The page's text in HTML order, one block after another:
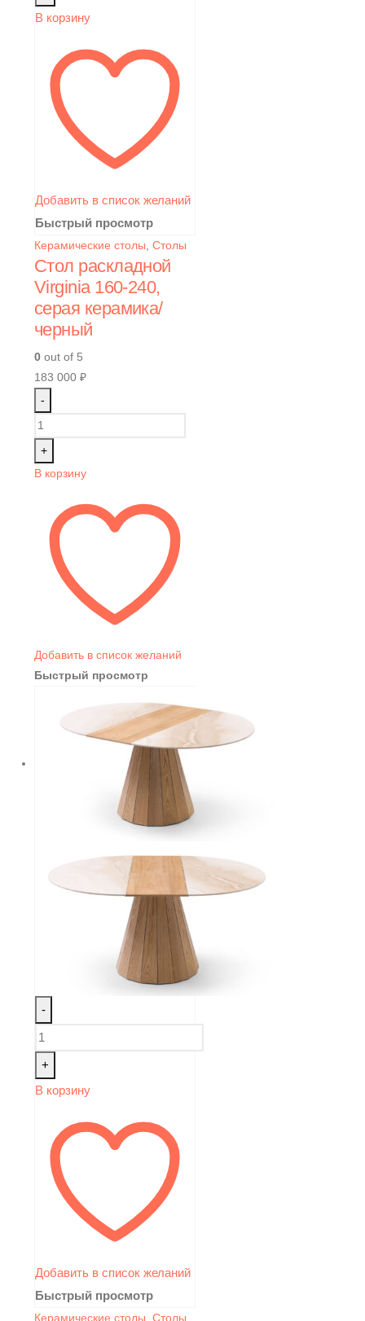
В корзину
Добавить в список желаний
Быстрый просмотр
Керамические столы Столы
Стол раскладной
Virginia 160-240,
серая керамика/
черный
0 out of 5
183 000 ₽
-
+
В корзину
Добавить в список желаний
Быстрый просмотр
-
+
В корзину
Добавить в список желаний
Быстрый просмотр
Керамические столы Столы